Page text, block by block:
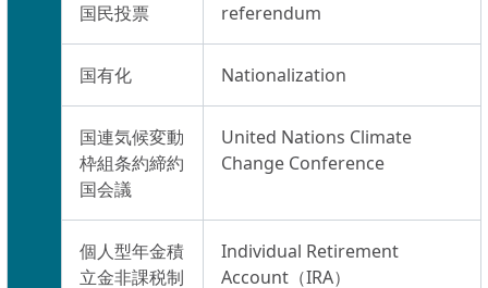
国民投票 referendum
国有化 Nationalization
国連気候変動
枠組条約締約
国会議
United Nations Climate
Change Conference
個人型年金積
立金非課税制
Individual Retirement
Account（IRA）